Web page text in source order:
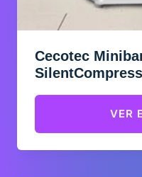
Cecotec
VER